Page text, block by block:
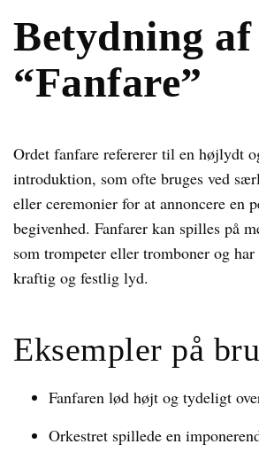
Betydning
“Fanfare”
Ordet fanfare refererer til en højlydt
introduktion, som ofte bruges ved
eller ceremonier for at annoncere en
begivenhed. Fanfarer kan spilles på
som trompeter eller tromboner og
kraftig og festlig lyd.
Eksempler på
Fanfaren lød højt og tydeligt
Orkestret spillede en